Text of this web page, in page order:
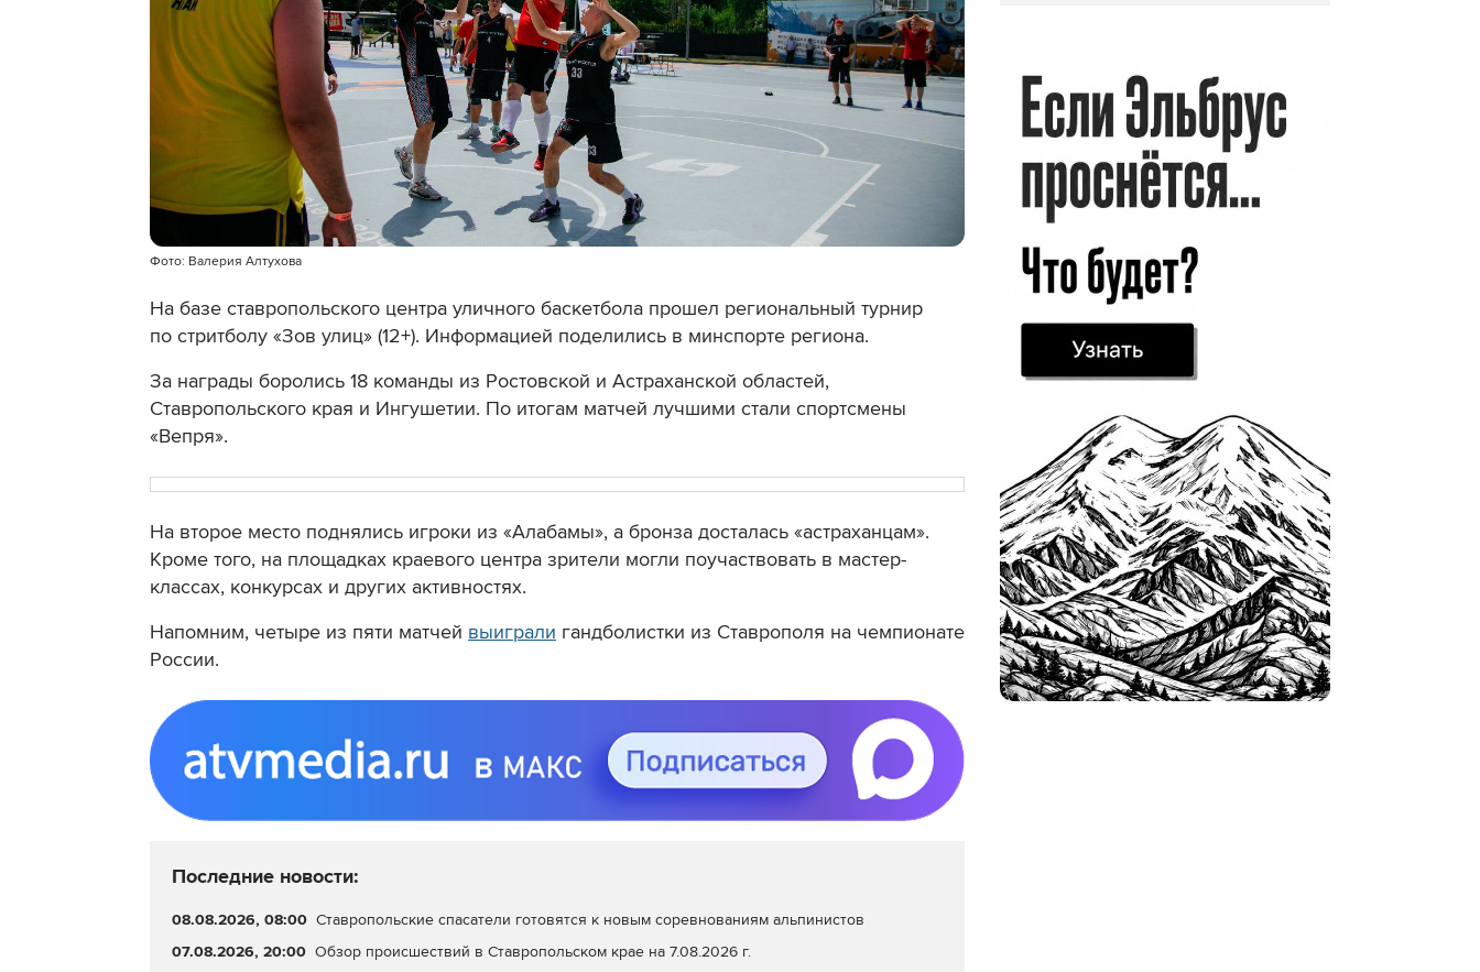
Фото: Валерия Алтухова
На базе ставропольского центра уличного баскетбола прошел региональный турнир
по стритболу «Зов улиц» (12+). Информацией поделились в минспорте региона.
За награды боролись 18 команды из Ростовской и Астраханской областей,
Ставропольского края и Ингушетии. По итогам матчей лучшими стали спортсмены
«Вепря».
На второе место поднялись игроки из «Алабамы», а бронза досталась «астраханцам».
Кроме того, на площадках краевого центра зрители могли поучаствовать в мастер-
классах, конкурсах и других активностях.
Напомним, четыре из пяти матчей выиграли гандболистки из Ставрополя на чемпионате
России.
Последние новости:
08.08.2026, 08:00 Ставропольские спасатели готовятся к новым соревнованиям альпинистов
07.08.2026, 20:00 Обзор происшествий в Ставропольском крае на 7.08.2026 г.